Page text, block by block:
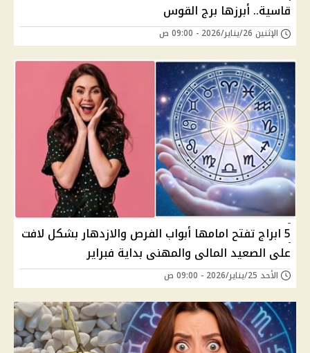
قاسية.. أبرزها برج القوس
الإثنين 26/يناير/2026 - 09:00 ص
5 ابراج تفتح امامها أبواب الفرص والازدهار بشكل لافت
على الصعيد المالى والمهنى بداية فبراير
الأحد 25/يناير/2026 - 09:00 ص